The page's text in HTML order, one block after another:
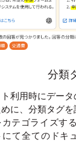
分類
利用時にデー
に、分類タグ
カテゴライズす
にて全てのドキ